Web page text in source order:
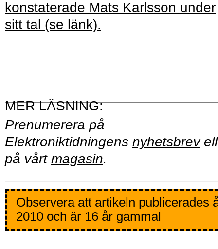
konstaterade Mats Karlsson under
sitt tal (se länk).
Prenumerera på
Elektroniktidningens nyhetsbrev
på vårt magasin.
Observera att artikeln publicerades
2010 och är 16 år gammal